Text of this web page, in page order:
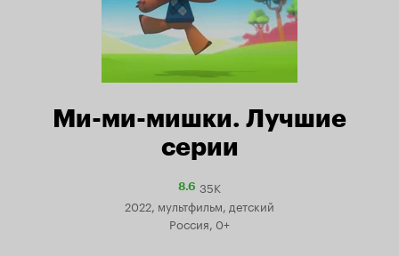
Ми-ми-мишки. Лучшие
серии
8.6Рейтинг
Кинопоиска
8.6
35K
2022, мультфильм, детский
Россия, 0+